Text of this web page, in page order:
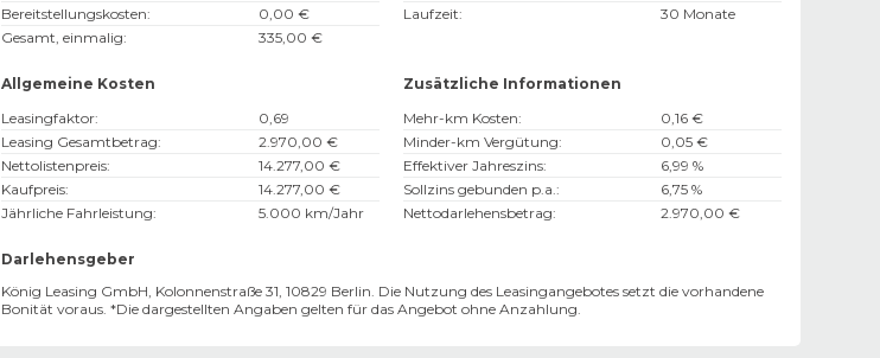
Bereitstellungskosten:
0,00 €
Gesamt, einmalig: 335,00 €
Laufzeit: 30 Monate
Allgemeine Kosten
Leasingfaktor:
0,69
Leasing Gesamtbetrag:
2.970,00 €
Nettolistenpreis:
14.277,00 €
Kaufpreis:
14.277,00 €
Jährliche Fahrleistung: 5.000 km/Jahr
Zusätzliche Informationen
Mehr-km Kosten:
0,16 €
Minder-km Vergütung:
0,05 €
Effektiver Jahreszins:
6,99 %
Sollzins gebunden p.a. :
6,75 %
Nettodarlehensbetrag: 2.970,00 €
Darlehensgeber
König Leasing GmbH, Kolonnenstraße 31, 10829 Berlin. Die Nutzung des Leasingangebotes setzt die vorhandene
Bonität voraus. *Die dargestellten Angaben gelten für das Angebot ohne Anzahlung.